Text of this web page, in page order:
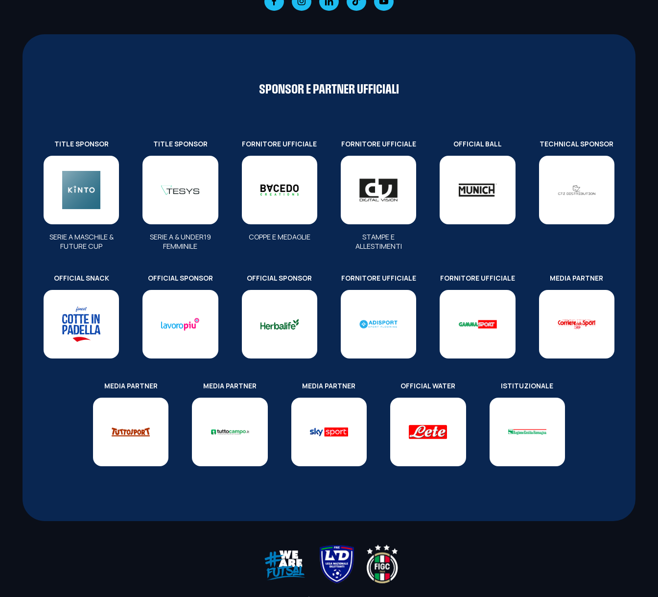
SPONSOR E PARTNER UFFICIALI
TITLE SPONSOR
SERIE A MASCHILE &
FUTURE CUP
TITLE SPONSOR
SERIE A & UNDER19
FEMMINILE
FORNITORE UFFICIALE
COPPE E MEDAGLIE
FORNITORE UFFICIALE
STAMPE E
ALLESTIMENTI
OFFICIAL BALL TECHNICAL SPONSOR
OFFICIAL SNACK OFFICIAL SPONSOR OFFICIAL SPONSOR FORNITORE UFFICIALE FORNITORE UFFICIALE MEDIA PARTNER
MEDIA PARTNER MEDIA PARTNER MEDIA PARTNER OFFICIAL WATER ISTITUZIONALE